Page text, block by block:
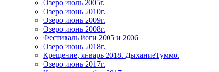
Озеро июль 2005г.
Озеро июнь 2010г.
Озеро июнь 2009г.
Озеро июнь 2008г.
Фестиваль йоги 2005 и 2006
Озеро июнь 2018г.
Крещение, январь 2018. ДыханиеТуммо.
Озеро июнь 2017г.